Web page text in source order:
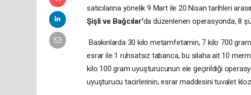
satıcılarına yönelik 9 Mart ile 20 Nisan tarihleri
Şişli ve Bağcılar'da düzenlenen operasyonda, 8
Baskınlarda 30 kilo metamfetamin, 7 kilo 700
esrar ile 1 ruhsatsız tabanca, bu silaha ait 10
kilo 100 gram uyuşturucunun ele geçirildiği
uyuşturucu tacirlerinin, esrar maddesini tuvalet